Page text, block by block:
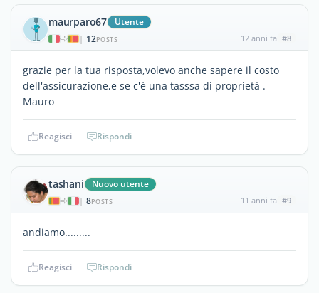
maurparo67 Utente
| 12POSTS 12 anni fa #8
grazie per la tua risposta,volevo anche sapere il costo
dell'assicurazione,e se c'è una tasssa di proprietà .
Mauro
Reagisci Rispondi
tashani Nuovo utente
| 8POSTS 11 anni fa #9
andiamo.........
Reagisci Rispondi